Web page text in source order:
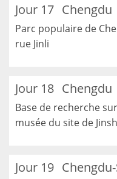
Jour 17 Chengdu
Parc populaire de
rue Jinli
Jour 18 Chengdu
Base de recherche
musée du site de
Jour 19